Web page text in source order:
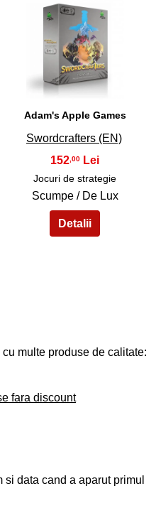
42
Adam's Apple Games
Swordcrafters (EN)
152,00
Jocuri de strategie
Scumpe / De Lux
multe produse de calitate:
fara discount
data cand a aparut primul